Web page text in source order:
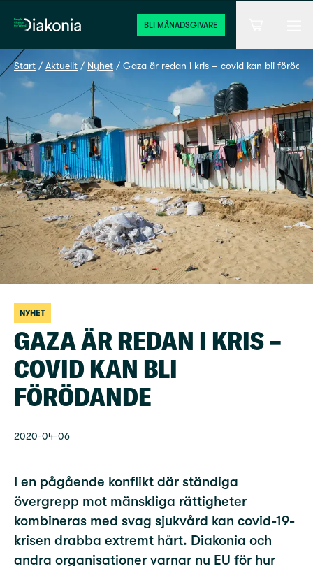
Hem BLI MÅNADSGIVARE
Start / Aktuellt / Nyhet / Gaza är redan i kris – covid kan bli
NYHET
GAZA ÄR REDAN I KRIS –
COVID KAN BLI
FÖRÖDANDE
2020-04-06
I en pågående konflikt där ständiga
övergrepp mot mänskliga rättigheter
kombineras med svag sjukvård kan covid-19-
krisen drabba extremt hårt. Diakonia och
andra organisationer varnar nu EU för hur